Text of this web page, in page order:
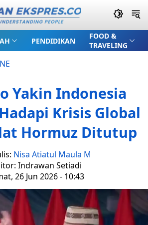
PENDIDIKAN
FOOD &
TRAVELING
Yakin Indonesia
Krisis Global
Hormuz Ditutup
Nisa Atiatul Maula M
Indrawan Setiadi
26 Jun 2026 - 10:43